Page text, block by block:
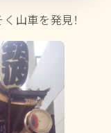
山車を発見！